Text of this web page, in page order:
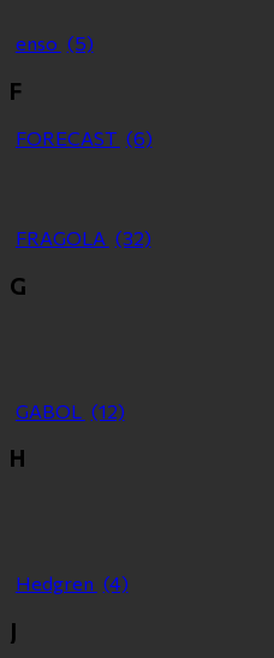
enso (5)
F
FORECAST (6)
FRAGOLA (32)
G
GABOL (12)
H
Hedgren (4)
J